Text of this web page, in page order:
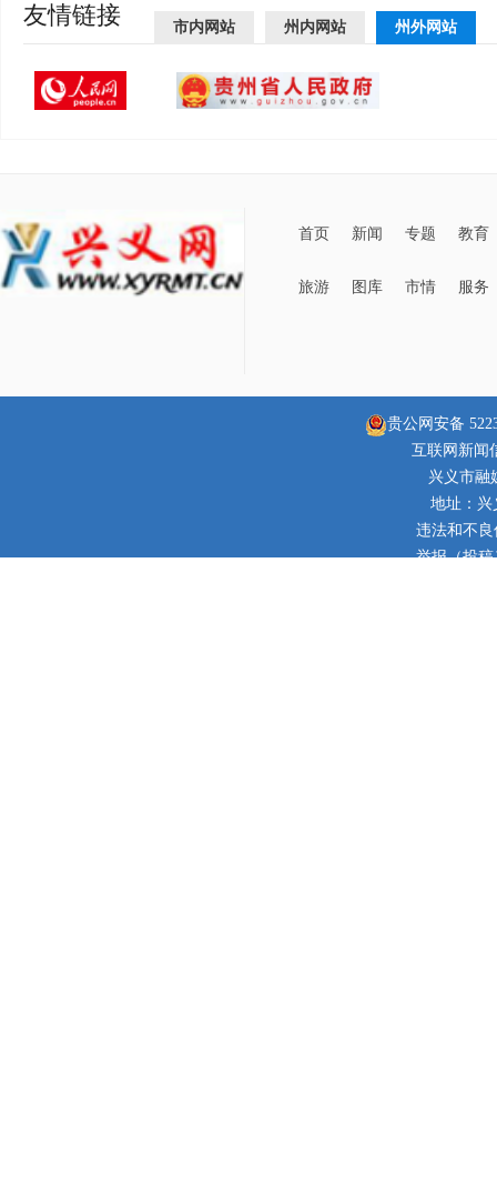
友情链接 市内网站 州内网站 州外网站
首页 新闻 专题 教育
旅游 图库 市情 服务
贵公网安备
互联网新闻
兴义市融
地址：兴
违法和不良
举报（投稿